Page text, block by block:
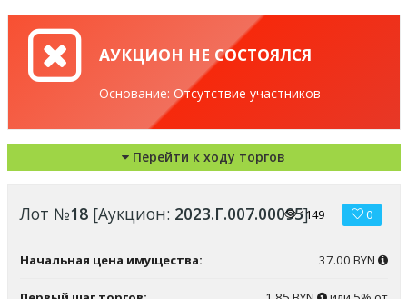
АУКЦИОН НЕ СОСТОЯЛСЯ
Основание: Отсутствие участников
Перейти к ходу торгов
Лот №18[Аукцион: 2023.Г.007.00095]
1149 0
Начальная цена имущества: 37.00 BYN